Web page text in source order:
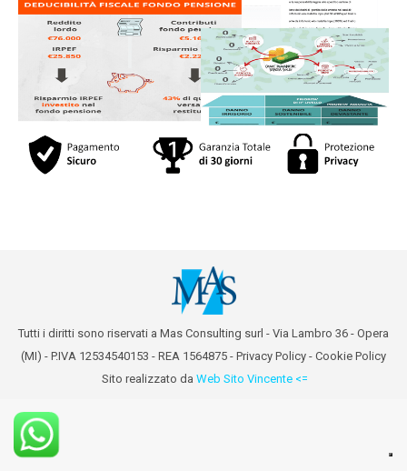
Tutti i diritti sono riservati a Mas Consulting surl - Via Lambro 36 - Opera
(MI) - P.IVA 12534540153 - REA 1564875 - Privacy Policy - Cookie Policy
Sito realizzato da Web Sito Vincente <=